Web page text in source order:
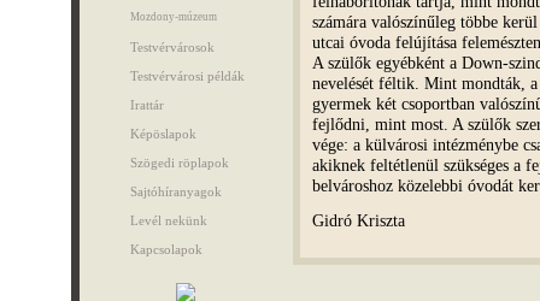
Mozdony-múzeum
Testvérvárosok
Testvérvárosi példák
Irattár
Képöslapok
Szögedi röplapok
Sajtóhíranyagok
Levél nekünk
Kapcsolapok
számára valószínűleg többe
utcai óvoda felújítása
A szülők egyébként a Down-
nevelését féltik. Mint mondták,
gyermek két csoportban
fejlődni, mint most. A szülők
vége: a külvárosi intézménybe
akiknek feltétlenül szükséges a
belvároshoz közelebbi óvodát
Gidró Kriszta